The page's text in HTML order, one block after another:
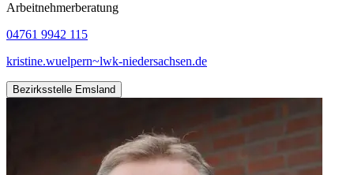
Arbeitnehmerberatung
04761 9942 115
kristine.wuelpern~lwk-niedersachsen.de
Bezirksstelle Emsland